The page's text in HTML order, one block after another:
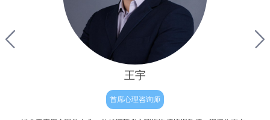
王宇
首席心理咨询师